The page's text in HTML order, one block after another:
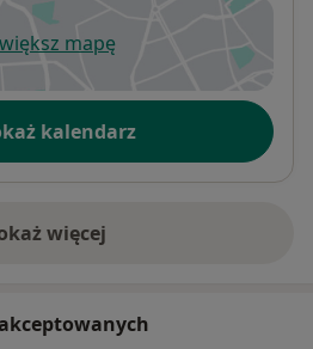
mapę
otwiera się w nowej karcie
kalendarz
więcej
o adresie